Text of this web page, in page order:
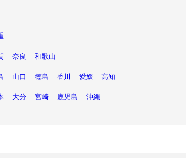
奈良 和歌山
山口 徳島 香川 愛媛 高知
大分 宮崎 鹿児島 沖縄